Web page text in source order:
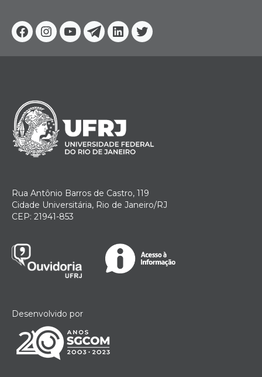
Facebook
Instagram
YoutubeTelegram
Linkedin
Twitter
Rua Antônio Barros de Castro, 119
Cidade Universitária, Rio de Janeiro/RJ
CEP: 21941-853
Desenvolvido por